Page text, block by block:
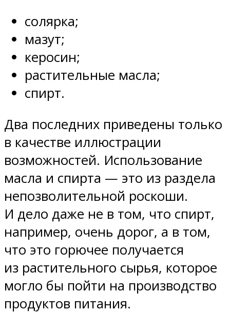
солярка;
мазут;
керосин;
растительные масла;
спирт.
Два последних приведены только
в качестве иллюстрации
возможностей. Использование
масла и спирта — это из раздела
непозволительной роскоши.
И дело даже не в том, что спирт,
например, очень дорог, а в том,
что это горючее получается
из растительного сырья, которое
могло бы пойти на производство
продуктов питания.